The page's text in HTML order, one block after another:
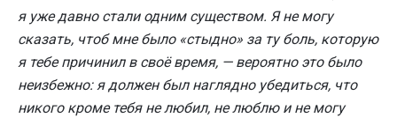
я уже давно стали одним существом. Я не могу
сказать, чтоб мне было «стыдно» за ту боль, которую
я тебе причинил в своё время, — вероятно это было
неизбежно: я должен был наглядно убедиться, что
никого кроме тебя не любил, не люблю и не могу